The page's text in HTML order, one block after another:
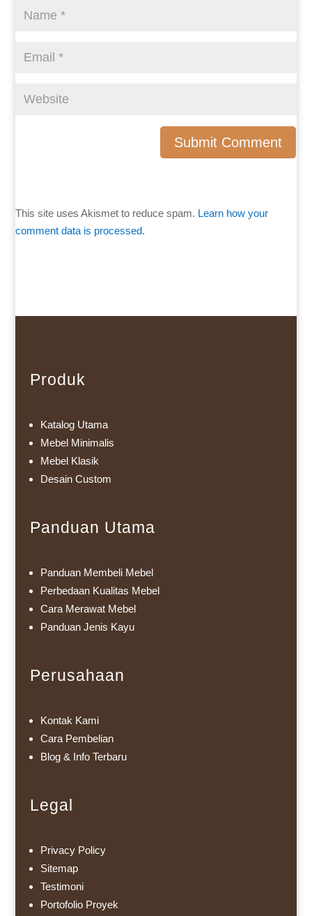
Submit Comment
This site uses Akismet to reduce spam. Learn how your
comment data is processed.
Produk
Katalog Utama
Mebel Minimalis
Mebel Klasik
Desain Custom
Panduan Utama
Panduan Membeli Mebel
Perbedaan Kualitas Mebel
Cara Merawat Mebel
Panduan Jenis Kayu
Perusahaan
Kontak Kami
Cara Pembelian
Blog & Info Terbaru
Legal
Privacy Policy
Sitemap
Testimoni
Portofolio Proyek